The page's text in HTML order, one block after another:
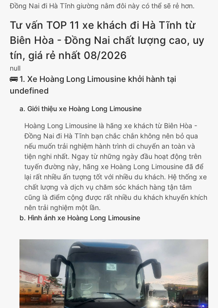
Đồng Nai đi Hà Tĩnh giường nằm đôi này có thể sẽ rẻ hơn.
Tư vấn TOP 11 xe khách đi Hà Tĩnh từ
Biên Hòa - Đồng Nai chất lượng cao, uy
tín, giá rẻ nhất 08/2026
null
🚌 1. Xe Hoàng Long Limousine khởi hành tại
undefined
a. Giới thiệu xe Hoàng Long Limousine
Hoàng Long Limousine là hãng xe khách từ Biên Hòa -
Đồng Nai đi Hà Tĩnh bạn chắc chắn không nên bỏ qua
nếu muốn trải nghiệm hành trình di chuyển an toàn và
tiện nghi nhất. Ngay từ những ngày đầu hoạt động trên
tuyến đường này, hãng xe Hoàng Long Limousine đã để
lại rất nhiều ấn tượng tốt với nhiều du khách. Hệ thống xe
chất lượng và dịch vụ chăm sóc khách hàng tận tâm
cũng là điểm cộng được rất nhiều du khách khuyến khích
nên trải nghiệm một lần.
b. Hình ảnh xe Hoàng Long Limousine